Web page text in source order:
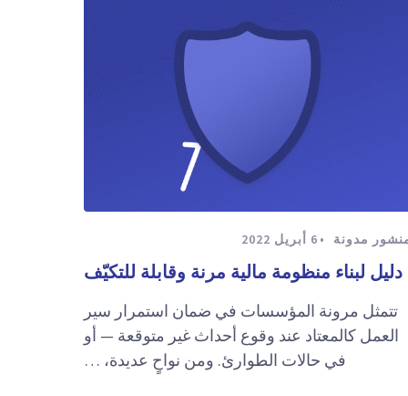
مدونة 6 أبريل 2022
دليل لبناء منظومة مالية مرنة وقابلة للتكيّف
تتمثل مرونة المؤسسات في ضمان استمرار سير
العمل كالمعتاد عند وقوع أحداث غير متوقعة — أو
في حالات الطوارئ. ومن نواحٍ عديدة، …